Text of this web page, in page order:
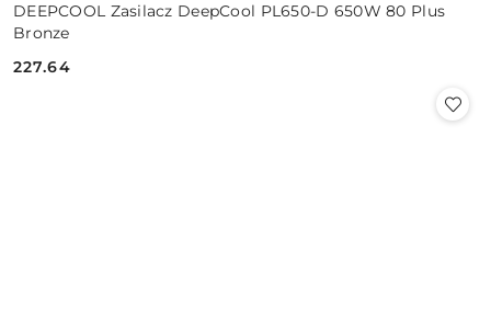
DEEPCOOL Zasilacz DeepCool PL650-D 650W 80 Plus
Bronze
Cena:
227.64